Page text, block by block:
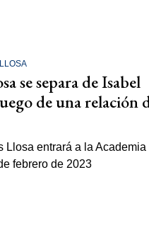
se separa de Isabel
de una relación